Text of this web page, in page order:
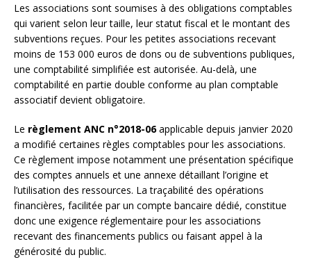
Les associations sont soumises à des obligations comptables
qui varient selon leur taille, leur statut fiscal et le montant des
subventions reçues. Pour les petites associations recevant
moins de 153 000 euros de dons ou de subventions publiques,
une comptabilité simplifiée est autorisée. Au-delà, une
comptabilité en partie double conforme au plan comptable
associatif devient obligatoire.
Le règlement ANC n°2018-06applicable depuis janvier 2020
a modifié certaines règles comptables pour les associations.
Ce règlement impose notamment une présentation spécifique
des comptes annuels et une annexe détaillant l’origine et
l’utilisation des ressources. La traçabilité des opérations
financières, facilitée par un compte bancaire dédié, constitue
donc une exigence réglementaire pour les associations
recevant des financements publics ou faisant appel à la
générosité du public.